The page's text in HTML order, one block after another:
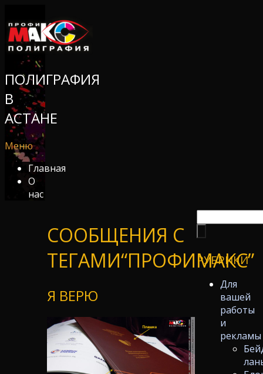
ПОЛИГРАФИЯ
В
АСТАНЕ
Меню
Главная
О
нас
РУБРИКИ
Для
вашей
работы
и
рекламы
СООБЩЕНИЯ С
ТЕГАМИ“ПРОФИМАКС”
Я ВЕРЮ